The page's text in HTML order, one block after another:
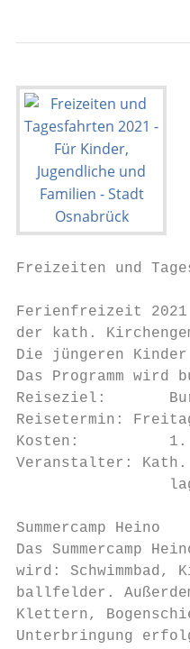
Freizeiten und
Ferienfreizeit
der kath.
Die jüngeren
Das Programm
Reiseziel:
Reisetermin:
Kosten:          1.
Veranstalter:
Summercamp Heino
Das Summercamp
wird:
ballfelder.
Klettern,
Unterbringung